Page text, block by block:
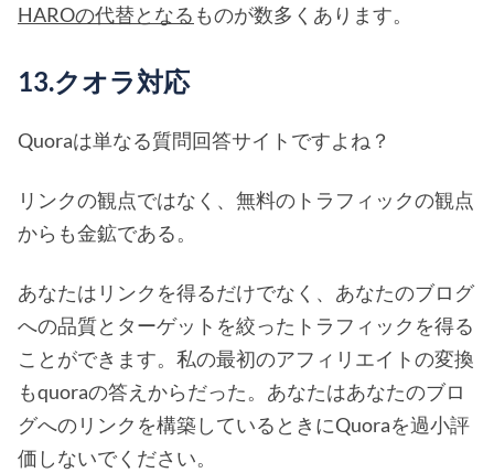
HAROの代替となる ものが数多くあります。
13.クオラ対応
Quoraは単なる質問回答サイトですよね？
リンクの観点ではなく、無料のトラフィックの観点
からも金鉱である。
あなたはリンクを得るだけでなく、あなたのブログ
への品質とターゲットを絞ったトラフィックを得る
ことができます。私の最初のアフィリエイトの変換
もquoraの答えからだった。あなたはあなたのブロ
グへのリンクを構築しているときにQuoraを過小評
価しないでください。